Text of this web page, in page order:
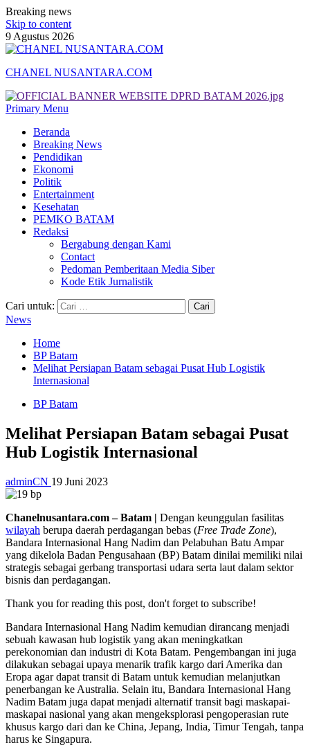
Breaking news
Skip to content
9 Agustus 2026
CHANEL NUSANTARA.COM
Primary Menu
Beranda
Breaking News
Pendidikan
Ekonomi
Politik
Entertainment
Kesehatan
PEMKO BATAM
Redaksi
Bergabung dengan Kami
Contact
Pedoman Pemberitaan Media Siber
Kode Etik Jurnalistik
Cari untuk:
News
Home
BP Batam
Melihat Persiapan Batam sebagai Pusat Hub Logistik
Internasional
BP Batam
Melihat Persiapan Batam sebagai Pusat
Hub Logistik Internasional
adminCN 19 Juni 2023
Chanelnusantara.com – Batam | Dengan keunggulan fasilitas
wilayah berupa daerah perdagangan bebas (Free Trade Zone),
Bandara Internasional Hang Nadim dan Pelabuhan Batu Ampar
yang dikelola Badan Pengusahaan (BP) Batam dinilai memiliki nilai
strategis sebagai gerbang transportasi udara serta laut dalam sektor
bisnis dan perdagangan.
Thank you for reading this post, don't forget to subscribe!
Bandara Internasional Hang Nadim kemudian dirancang menjadi
sebuah kawasan hub logistik yang akan meningkatkan
perekonomian dan industri di Kota Batam. Pengembangan ini juga
dilakukan sebagai upaya menarik trafik kargo dari Amerika dan
Eropa agar dapat transit di Batam untuk kemudian melanjutkan
penerbangan ke Australia. Selain itu, Bandara Internasional Hang
Nadim Batam juga dapat menjadi alternatif transit bagi maskapai-
maskapai nasional yang akan mengeksplorasi pengoperasian rute
khusus kargo dari dan ke China, Jepang, India, Timur Tengah, tanpa
harus ke Singapura.